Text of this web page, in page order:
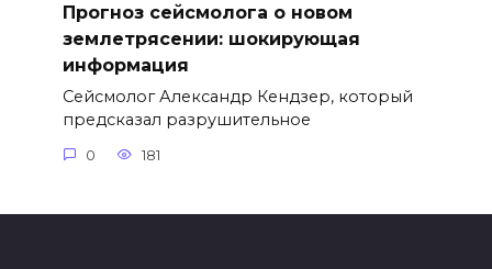
Прогноз сейсмолога о новом
землетрясении: шокирующая
информация
Сейсмолог Александр Кендзер, который
предсказал разрушительное
0 181